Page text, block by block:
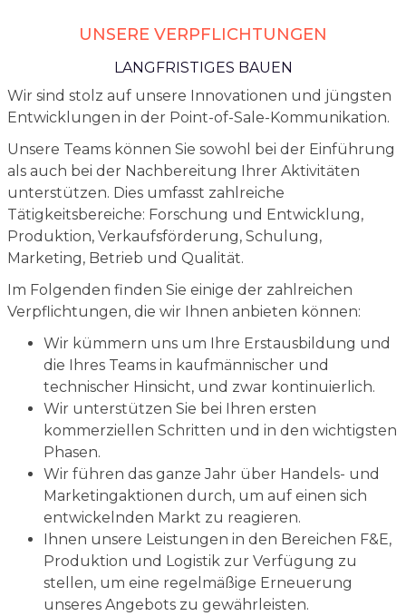
UNSERE VERPFLICHTUNGEN
LANGFRISTIGES BAUEN
Wir sind stolz auf unsere Innovationen und jüngsten
Entwicklungen in der Point-of-Sale-Kommunikation.
Unsere Teams können Sie sowohl bei der Einführung
als auch bei der Nachbereitung Ihrer Aktivitäten
unterstützen. Dies umfasst zahlreiche
Tätigkeitsbereiche: Forschung und Entwicklung,
Produktion, Verkaufsförderung, Schulung,
Marketing, Betrieb und Qualität.
Im Folgenden finden Sie einige der zahlreichen
Verpflichtungen, die wir Ihnen anbieten können:
Wir kümmern uns um Ihre Erstausbildung und
die Ihres Teams in kaufmännischer und
technischer Hinsicht, und zwar kontinuierlich.
Wir unterstützen Sie bei Ihren ersten
kommerziellen Schritten und in den wichtigsten
Phasen.
Wir führen das ganze Jahr über Handels- und
Marketingaktionen durch, um auf einen sich
entwickelnden Markt zu reagieren.
Ihnen unsere Leistungen in den Bereichen F&E,
Produktion und Logistik zur Verfügung zu
stellen, um eine regelmäßige Erneuerung
unseres Angebots zu gewährleisten.